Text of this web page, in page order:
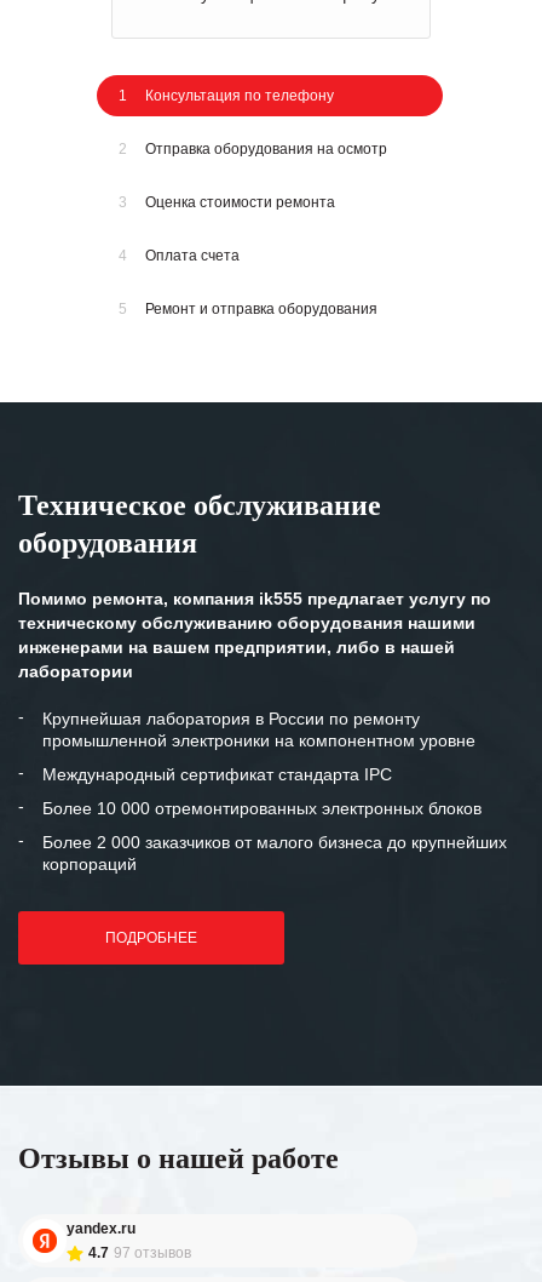
1 Консультация по телефону
2 Отправка оборудования на осмотр
3 Оценка стоимости ремонта
4 Оплата счета
5 Ремонт и отправка оборудования
Техническое обслуживание
оборудования
Помимо ремонта, компания ik555 предлагает услугу по
техническому обслуживанию оборудования нашими
инженерами на вашем предприятии, либо в нашей
лаборатории
Крупнейшая лаборатория в России по ремонту
промышленной электроники на компонентном уровне
Международный сертификат стандарта IPC
Более 10 000 отремонтированных электронных блоков
Более 2 000 заказчиков от малого бизнеса до крупнейших
корпораций
ПОДРОБНЕЕ
Отзывы о нашей работе
yandex.ru
4.7 97 отзывов